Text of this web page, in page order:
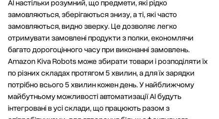
АІ настільки розумний, що предмети, які рідко
замовляються, зберігаються знизу, а ті, які часто
замовляються, видно зверху. Це дозволяє легко
отримувати замовлені продукти з полки, економлячи
багато дорогоцінного часу при виконанні замовлень.
Amazon Kiva Robots може збирати товари і розподіляти їх
по різних складах протягом 5 хвилин, а для їх зарядки
потрібно всього 5 хвилин кожен день. У найближчому
майбутньому можливості автоматизації AI будуть
інтегровані в усі склади, що працюють разом з